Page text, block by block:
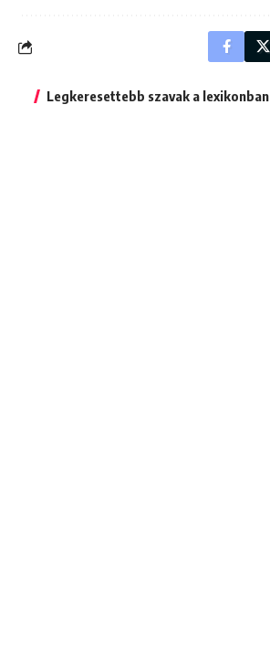
Legkeresettebb szavak a lexikonban